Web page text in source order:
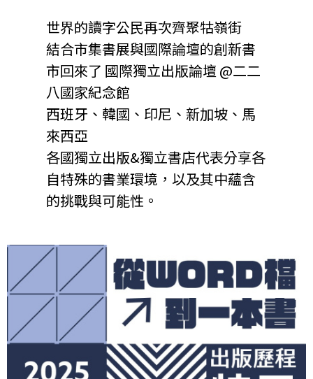
世界的讀字公民再次齊聚牯嶺街
結合市集書展與國際論壇的創新書
市回來了 國際獨立出版論壇 @二二
八國家紀念館
西班牙、韓國、印尼、新加坡、馬
來西亞
各國獨立出版&獨立書店代表分享各
自特殊的書業環境，以及其中蘊含
的挑戰與可能性。